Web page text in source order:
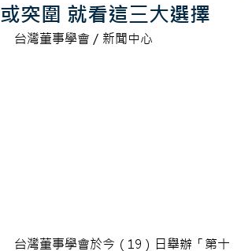
或突圍 就看這三大選擇
台灣董事學會／新聞中心
台灣董事學會於今（19）日舉辦「第十